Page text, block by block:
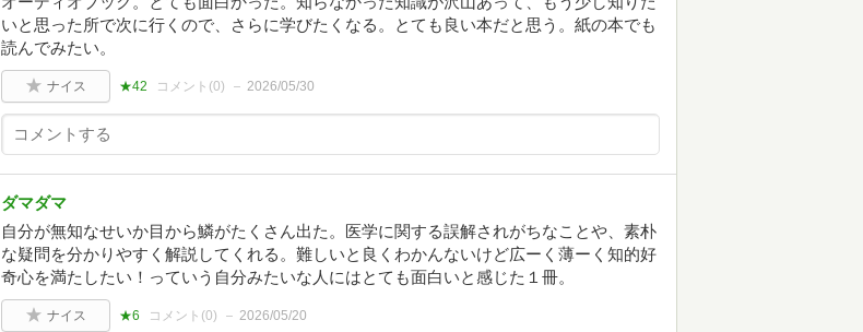
いと思った所で次に行くので、さらに学びたくなる。とても良い本だと思う。紙の本でも
読んでみたい。
ナイス ★42 コメント(0) 2026/05/30
ダマダマ
自分が無知なせいか目から鱗がたくさん出た。医学に関する誤解されがちなことや、素朴
な疑問を分かりやすく解説してくれる。難しいと良くわかんないけど広ーく薄ーく知的好
奇心を満たしたい！っていう自分みたいな人にはとても面白いと感じた１冊。
ナイス ★6 コメント(0) 2026/05/20